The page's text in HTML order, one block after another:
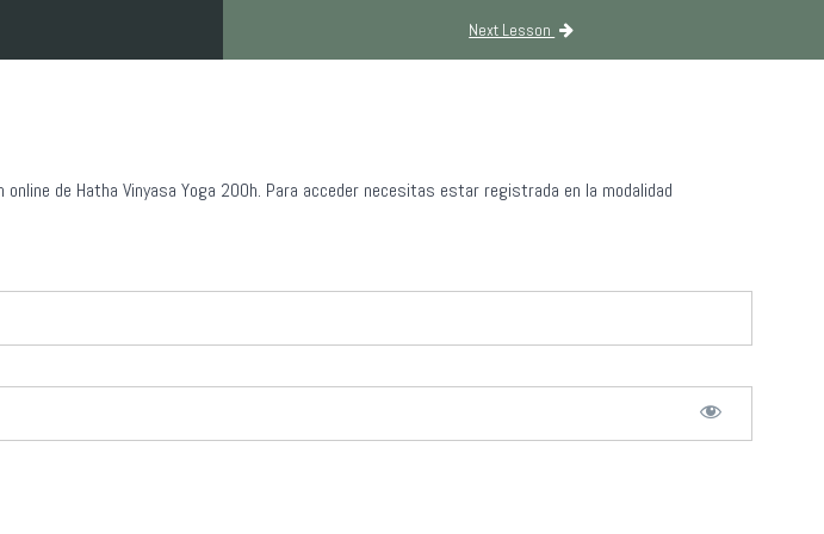
Next Lesson
de Hatha Vinyasa Yoga 200h. Para acceder necesitas estar registrada en la modalidad